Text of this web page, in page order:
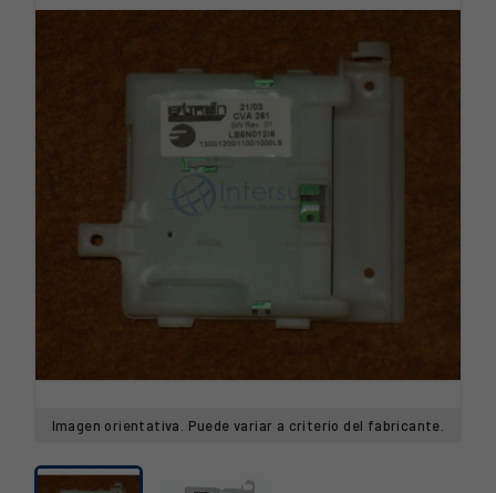
Imagen orientativa. Puede variar a criterio del fabricante.